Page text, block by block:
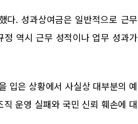
다. 성과상여금은 일반적으로 근무
역시 근무 성적이나 업무 성과가
입은 상황에서 사실상 대부분의 예
운영 실패와 국민 신뢰 훼손에 대